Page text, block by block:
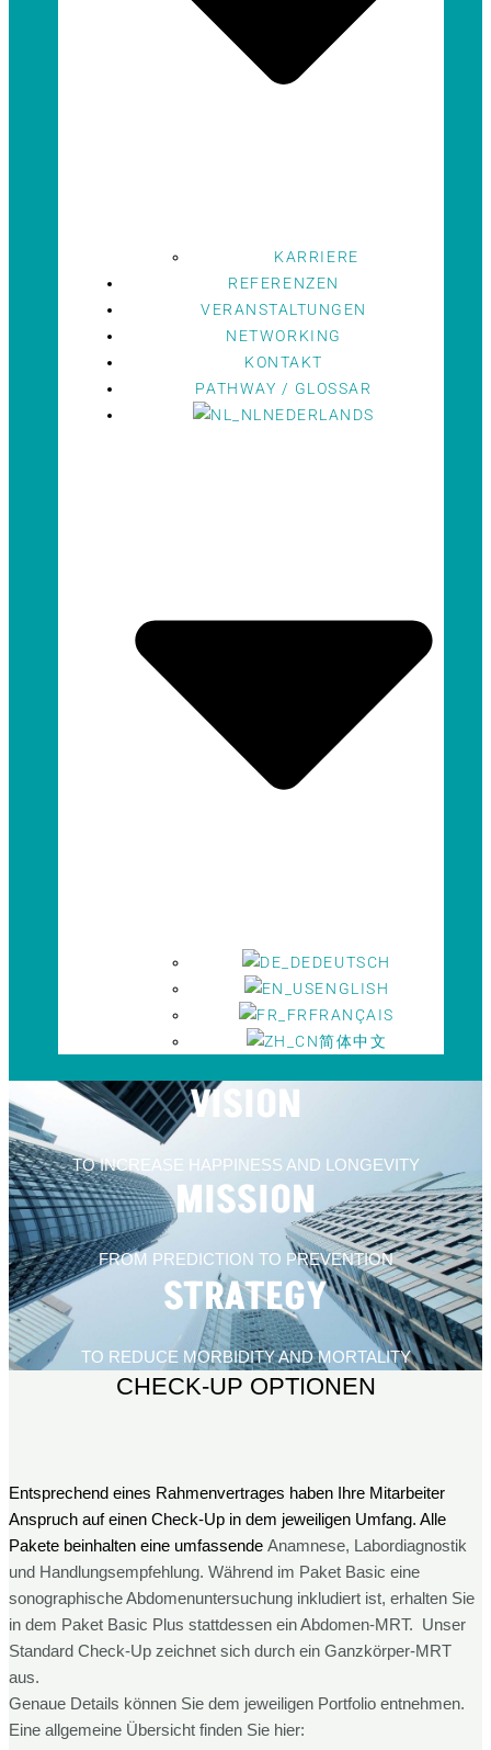
KARRIERE
REFERENZEN
VERANSTALTUNGEN
NETWORKING
KONTAKT
PATHWAY / GLOSSAR
NEDERLANDS
DEUTSCH
ENGLISH
FRANÇAIS
简体中文
VISION
TO INCREASE HAPPINESS AND LONGEVITY
MISSION
FROM PREDICTION TO PREVENTION
STRATEGY​
TO REDUCE MORBIDITY AND MORTALITY
CHECK-UP OPTIONEN
Entsprechend eines Rahmenvertrages haben Ihre Mitarbeiter
Anspruch auf einen Check-Up in dem jeweiligen Umfang. Alle
Pakete beinhalten eine umfassende Anamnese, Labordiagnostik
und Handlungsempfehlung. Während im Paket Basic eine
sonographische Abdomenuntersuchung inkludiert ist, erhalten Sie
in dem Paket Basic Plus stattdessen ein Abdomen-MRT. Unser
Standard Check-Up zeichnet sich durch ein Ganzkörper-MRT
aus.
Genaue Details können Sie dem jeweiligen Portfolio entnehmen.
Eine allgemeine Übersicht finden Sie hier: